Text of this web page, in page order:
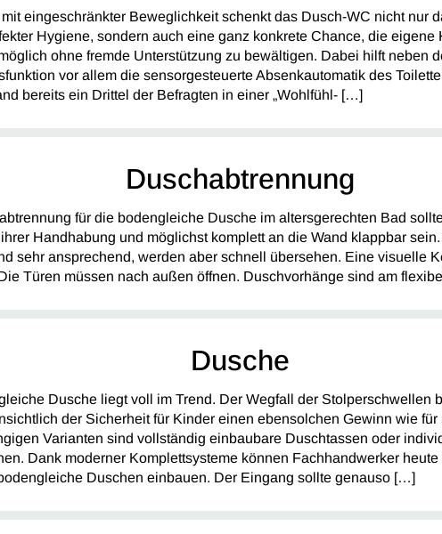
eingeschränkter Beweglichkeit schenkt das Dusch-WC nicht nur
Hygiene, sondern auch eine ganz konkrete Chance, die eigene
ohne fremde Unterstützung zu bewältigen. Dabei hilft neben
vor allem die sensorgesteuerte Absenkautomatik des
bereits ein Drittel der Befragten in einer „Wohlfühl- […]
Duschabtrennung
für die bodengleiche Dusche im altersgerechten Bad
Handhabung und möglichst komplett an die Wand klappbar
sehr ansprechend, werden aber schnell übersehen. Eine visuelle
Türen müssen nach außen öffnen. Duschvorhänge sind am
Dusche
Dusche liegt voll im Trend. Der Wegfall der Stolperschwellen
der Sicherheit für Kinder einen ebensolchen Gewinn wie
Varianten sind vollständig einbaubare Duschtassen oder
Dank moderner Komplettsysteme können Fachhandwerker heute
Duschen einbauen. Der Eingang sollte genauso […]